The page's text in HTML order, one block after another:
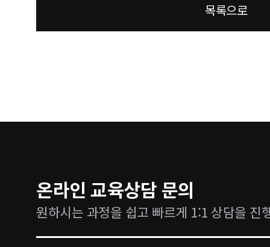
목록으로
온라인 교육상담 문의
원하시는 과정을 쉽고 빠르게 1:1 상담을 진